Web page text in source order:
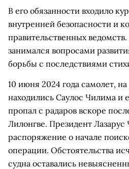
В его обязанности входило
внутренней безопасности и
правительственных
занимался вопросами
борьбы с последствиями
10 июня 2024 года самолет, на
находились Саулос Чилима и
пропал с радаров вскоре
Лилонгве. Президент Лазарус
распоряжение о начале
операции. Обстоятельства
судна оставались